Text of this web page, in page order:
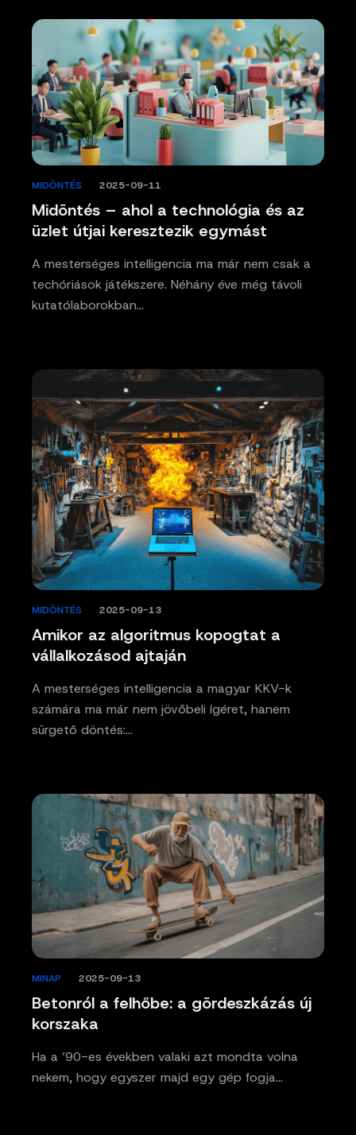
Midöntés – ahol a technológia és az
üzlet útjai keresztezik egymást
MIDÖNTÉS 2025-09-11
A mesterséges intelligencia ma már nem csak a
techóriások játékszere. Néhány éve még távoli
kutatólaborokban…
Amikor az algoritmus kopogtat a
vállalkozásod ajtaján
MIDÖNTÉS 2025-09-13
A mesterséges intelligencia a magyar KKV-k
számára ma már nem jövőbeli ígéret, hanem
sürgető döntés:…
Betonról a felhőbe: a gördeszkázás új
korszaka
MINAP 2025-09-13
Ha a ’90-es években valaki azt mondta volna
nekem, hogy egyszer majd egy gép fogja…